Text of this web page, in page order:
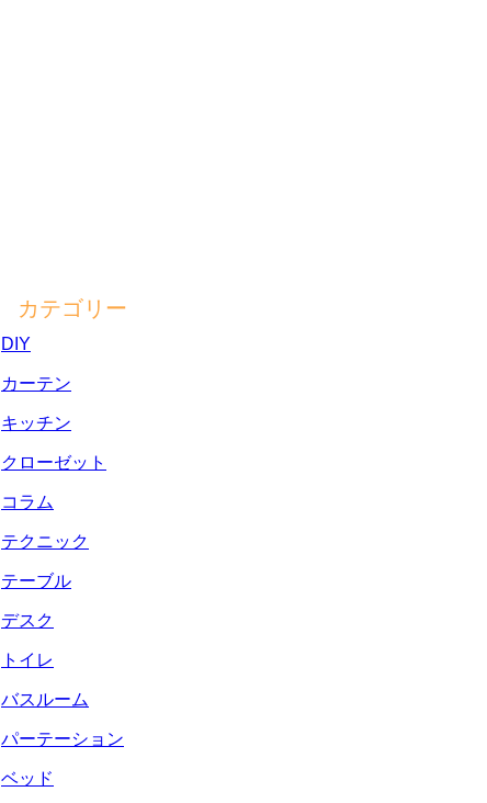
カテゴリー
DIY
カーテン
キッチン
クローゼット
コラム
テクニック
テーブル
デスク
トイレ
バスルーム
パーテーション
ベッド